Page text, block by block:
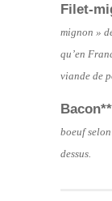
Filet-
mignon »
qu’en
viande de
boeuf
dessus.